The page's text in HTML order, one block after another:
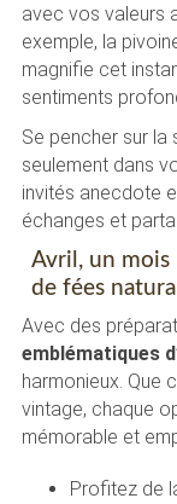
avec vos valeurs
exemple, la
magnifie cet
sentiments
Se pencher sur la
seulement dans
invités anecdote
échanges et
Avril, un mois
de fées
Avec des
emblématiques
harmonieux. Que
vintage, chaque
mémorable et
Profitez de